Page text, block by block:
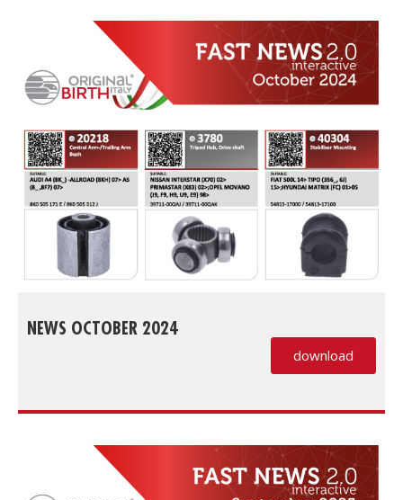
NEWS OCTOBER 2024
download
(PDF, si